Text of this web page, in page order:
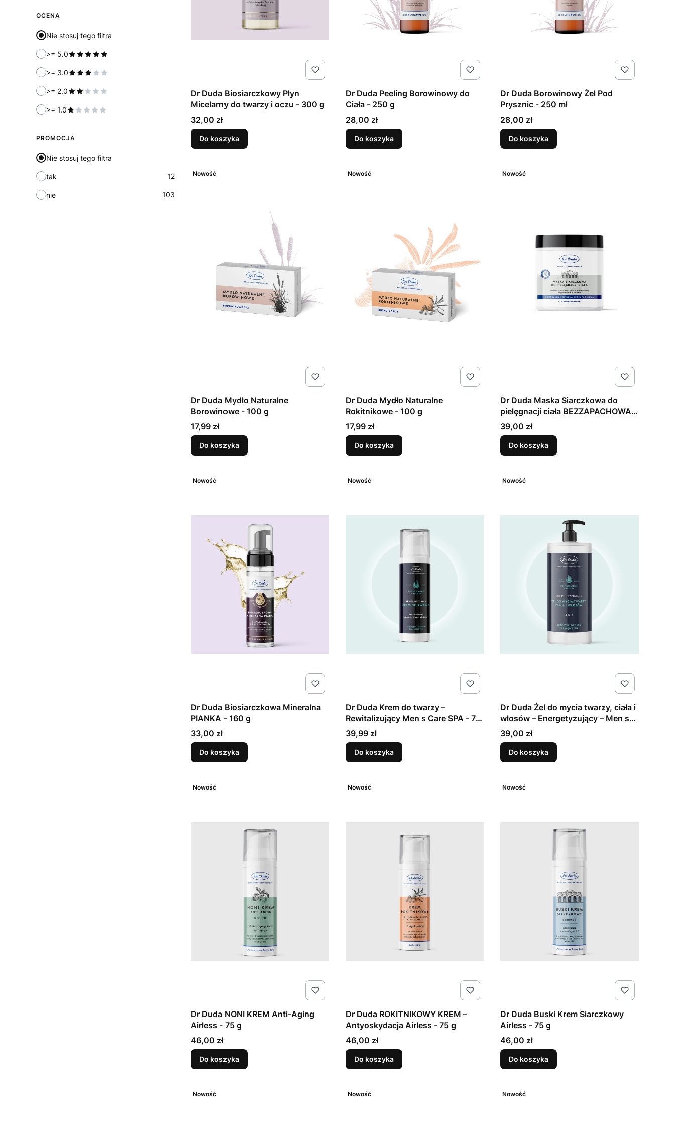
OCENA
Nie stosuj tego filtra
>= 5.0
>= 3.0
>= 2.0
>= 1.0
PROMOCJA
Nie stosuj tego filtra
tak 12
nie 103
Dr Duda Biosiarczkowy Płyn
Micelarny do twarzy i oczu - 300 g
Cena
32,00 zł
Do koszyka
Dr Duda Peeling Borowinowy do
Ciała - 250 g
Cena
28,00 zł
Do koszyka
Dr Duda Borowinowy Żel Pod
Prysznic - 250 ml
Cena
28,00 zł
Do koszyka
Nowość
Dr Duda Mydło Naturalne
Borowinowe - 100 g
Cena
17,99 zł
Do koszyka
Nowość
Dr Duda Mydło Naturalne
Rokitnikowe - 100 g
Cena
17,99 zł
Do koszyka
Nowość
Dr Duda Maska Siarczkowa do
pielęgnacji ciała BEZZAPACHOWA -
500g
Cena
39,00 zł
Do koszyka
Nowość
Dr Duda Biosiarczkowa Mineralna
PIANKA - 160 g
Cena
33,00 zł
Do koszyka
Nowość
Dr Duda Krem do twarzy –
Rewitalizujący Men s Care SPA - 75
g
Cena
39,99 zł
Do koszyka
Nowość
Dr Duda Żel do mycia twarzy, ciała i
włosów – Energetyzujący – Men s
Care SPA - 500g
Cena
39,00 zł
Do koszyka
Nowość
Dr Duda NONI KREM Anti-Aging
Airless - 75 g
Cena
46,00 zł
Do koszyka
Nowość
Dr Duda ROKITNIKOWY KREM –
Antyoskydacja Airless - 75 g
Cena
46,00 zł
Do koszyka
Nowość
Dr Duda Buski Krem Siarczkowy
Airless - 75 g
Cena
46,00 zł
Do koszyka
Nowość Nowość Nowość